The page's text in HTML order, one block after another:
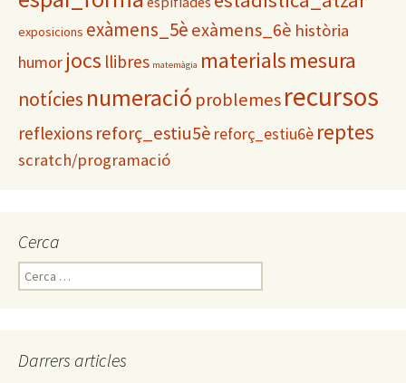
exposicions exàmens_5èexàmens_6è història
humor jocs llibres matemàgia materialsmesura
notícies numeració problemesrecursos
reflexions reforç_estiu5è reforç_estiu6è reptes
scratch/programació
Cerca
e
:Darrers articles